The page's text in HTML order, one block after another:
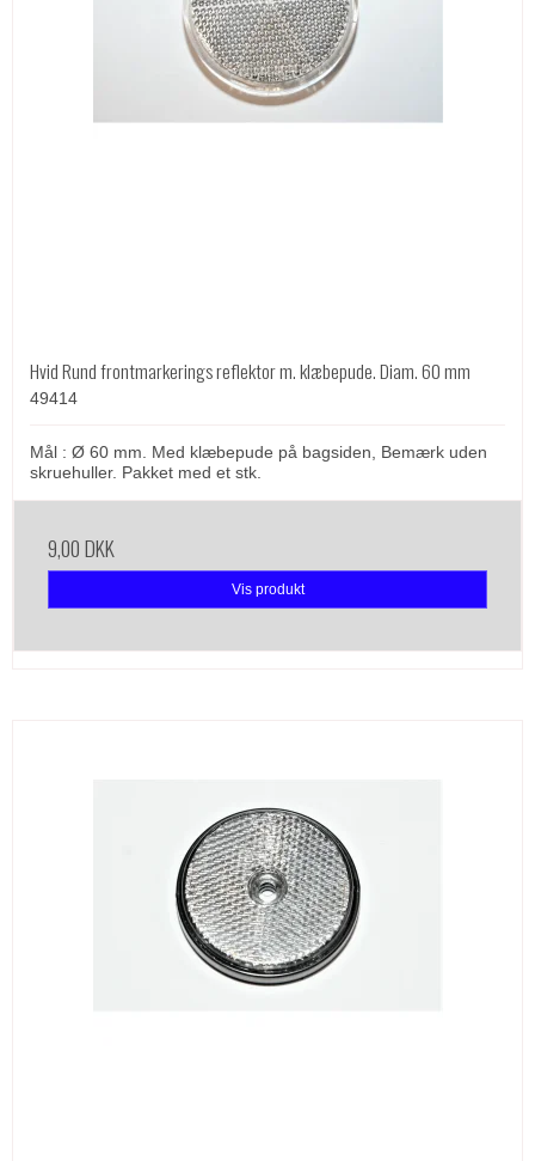
Hvid Rund frontmarkerings reflektor m. klæbepude. Diam. 60 mm
49414
Mål : Ø 60 mm. Med klæbepude på bagsiden, Bemærk uden
skruehuller. Pakket med et stk.
9,00 DKK
Vis produkt